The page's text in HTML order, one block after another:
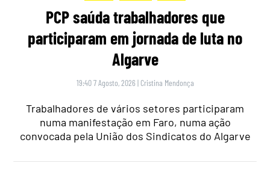
PCP saúda trabalhadores que
participaram em jornada de luta no
Algarve
19:40 7 Agosto, 2026 | Cristina Mendonça
Trabalhadores de vários setores participaram
numa manifestação em Faro, numa ação
convocada pela União dos Sindicatos do Algarve